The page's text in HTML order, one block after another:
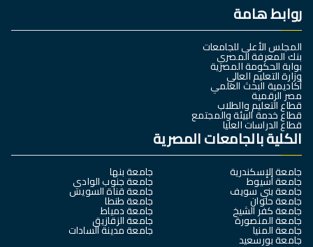
روابط هامة
المجلس الأعلى للجامعات
بنك المعرفة المصري
بوابة الحكومة المصرية
وزارة التعليم العالي
أكاديمية البحث العلمي
مصر الرقمية
قطاع التعليم والطلاب
قطاع خدمة البيئة والمجتمع
قطاع الدراسات العليا
الكلية بالجامعات المصرية
جامعة الإسكندرية
جامعة أسيوط
جامعة بني سويف
جامعة حلوان
جامعة كفر الشيخ
جامعة المنصورة
جامعة المنيا
جامعة بورسعيد
جامعة بنها
جامعة جنوب الوادي
جامعة قناة السويس
جامعة طنطا
جامعة دمياط
جامعة الزقازيق
جامعة مدينة السادات